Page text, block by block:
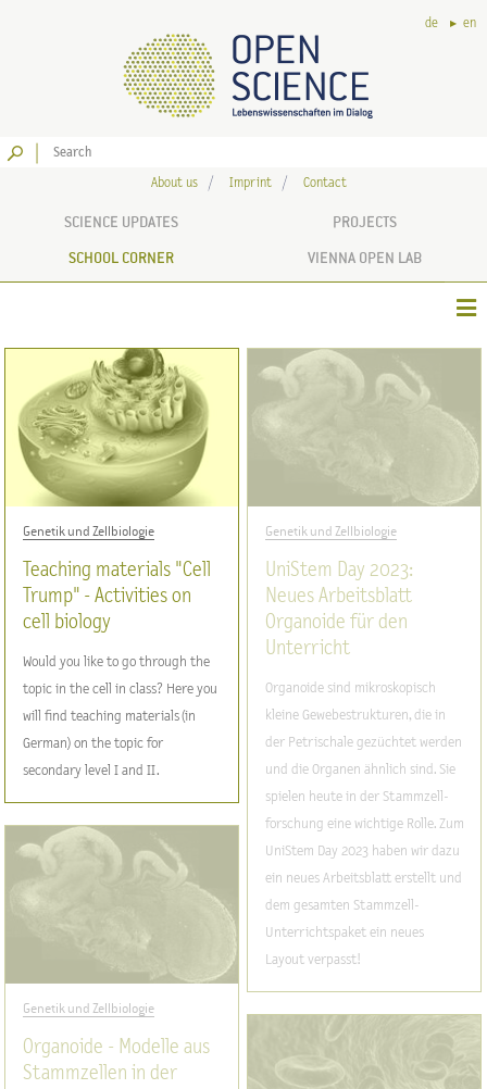
de en
About us Imprint Contact
SCIENCE UPDATES PROJECTS
SCHOOL CORNER VIENNA OPEN LAB
Genetik und Zellbiologie
Teaching materials "Cell
Trump" - Activities on
cell biology
Would you like to go through the
topic in the cell in class? Here you
will find teaching materials (in
German) on the topic for
secondary level I and II.
Genetik und Zellbiologie
UniStem Day 2023:
Neues Arbeitsblatt
Organoide für den
Unterricht
Organoide sind mikroskopisch
kleine Gewebestrukturen, die in
der Petrischale gezüchtet werden
und die Organen ähnlich sind. Sie
spielen heute in der Stammzell-
forschung eine wichtige Rolle. Zum
UniStem Day 2023 haben wir dazu
ein neues Arbeitsblatt erstellt und
dem gesamten Stammzell-
Unterrichtspaket ein neues
Layout verpasst!
Genetik und Zellbiologie
Organoide - Modelle aus
Stammzellen in der